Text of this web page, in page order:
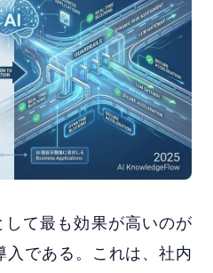
て最も効果が高いのが
入である。これは、社内